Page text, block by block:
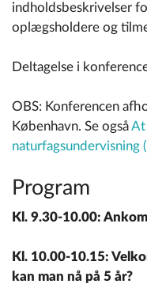
indholdsbeskrivelser
oplægsholdere og
Deltagelse i
OBS: Konferencen
København. Se ogsåAt
naturfagsundervisning
Program
Kl. 9.30-10.00:
Kl. 10.00-10.15:
kan man nå på 5 år?